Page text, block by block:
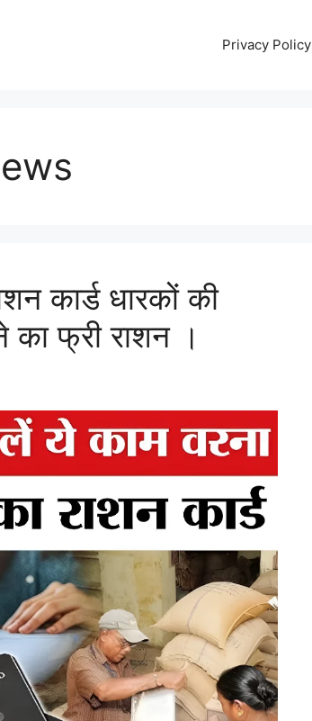
Privacy Policy
कार्ड धारकों की
फ्री राशन ।